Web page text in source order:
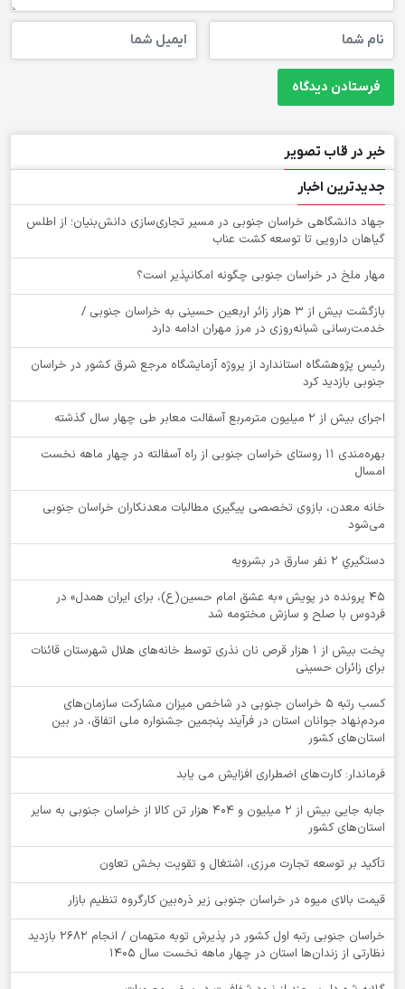
خبر در قاب تصویر
جدیدترین اخبار
جهاد دانشگاهی خراسان جنوبی در مسیر تجاری‌سازی دانش‌بنیان؛ از اطلس
گیاهان دارویی تا توسعه کشت عناب
‌مهار ملخ در خراسان جنوبی چگونه امکانپذیر است؟
بازگشت بیش از ۳ هزار زائر اربعین حسینی به خراسان جنوبی /
خدمت‌رسانی شبانه‌روزی در مرز مهران ادامه دارد
رئیس پژوهشگاه استاندارد از پروژه آزمایشگاه مرجع شرق کشور در خراسان
جنوبی بازدید کرد
اجرای بیش از ۲ میلیون مترمربع آسفالت معابر طی چهار سال گذشته
بهره‌مندی ۱۱ روستای خراسان جنوبی از راه آسفالته در چهار ماهه نخست
امسال
خانه معدن، بازوی تخصصی پیگیری مطالبات معدنکاران خراسان جنوبی
می‌شود
دستگيري 2 نفر سارق در بشرويه
۴۵ پرونده در پویش «به عشق امام حسین(ع)، برای ایران همدل» در
فردوس با صلح و سازش مختومه شد
پخت بیش از 1 هزار قرص نان نذری توسط خانه‌های هلال شهرستان قائنات
برای زائران حسینی
کسب رتبه ۵ خراسان جنوبی در شاخص میزان مشارکت سازمان‌های
مردم‌نهاد جوانان استان در فرآیند پنجمین جشنواره ملی اتفاق، در بین
استان‌های کشور
فرماندار: کارت‌های اضطراری افزایش می یابد
جابه جایی بیش از 2 میلیون و 404 هزار تن کالا از خراسان جنوبی به سایر
استان‌های کشور
تأکید بر توسعه تجارت مرزی، اشتغال و تقویت بخش تعاون
قیمت بالای میوه در خراسان جنوبی زیر ذره‌بین کارگروه تنظیم بازار
خراسان جنوبی رتبه اول کشور در پذیرش توبه متهمان / انجام ۲۶۸۲ بازدید
نظارتی از زندان‌ها استان در چهار ماهه نخست سال 1405